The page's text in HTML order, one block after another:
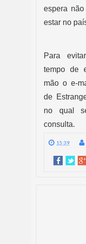
espera
estar no
Para
tempo de
mão o e-
de
no qual
consulta.
15:39